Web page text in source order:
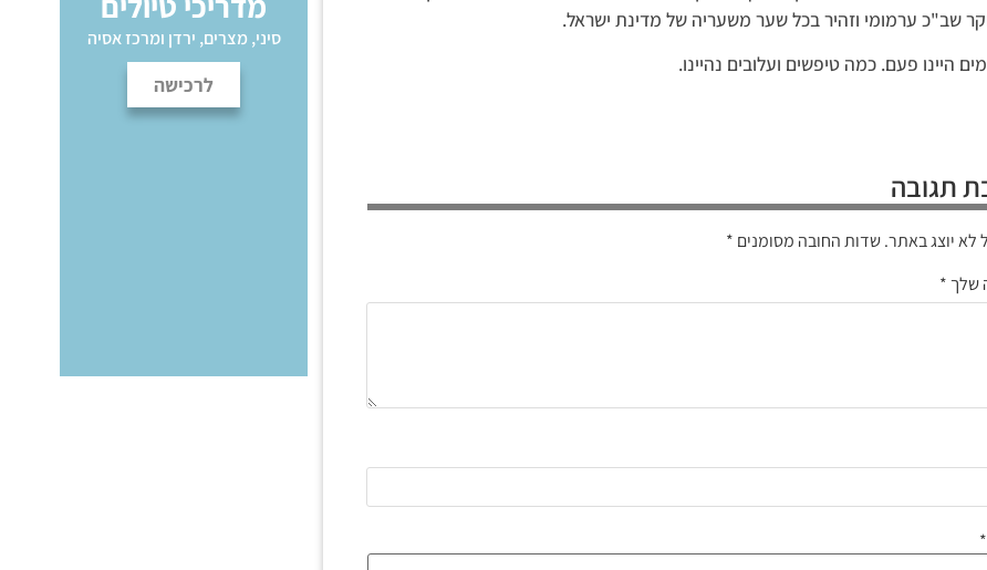
שב"כ ערמומי וזהיר בכל שער משעריה של מדינת ישראל.
היינו פעם. כמה טיפשים ועלובים נהיינו.
תגובה
לא יוצג באתר. שדות החובה מסומנים *
שלך *
*
סיני, מצרים, ירדן ומרכז אסיה
לרכישה